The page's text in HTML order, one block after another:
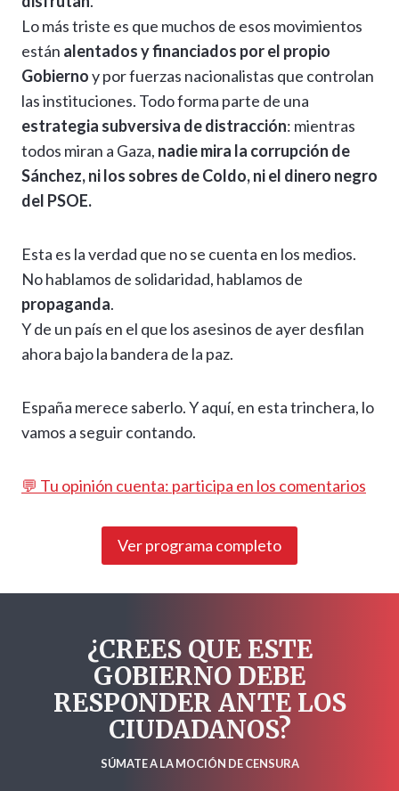
Lo más triste es que muchos de esos movimientos
están alentados y financiados por el propio
Gobiernoy por fuerzas nacionalistas que controlan
las instituciones. Todo forma parte de una
estrategia subversiva de distracción: mientras
todos miran a Gaza, nadie mira la corrupción de
Sánchez, ni los sobres de Coldo, ni el dinero negro
del PSOE.
Esta es la verdad que no se cuenta en los medios.
No hablamos de solidaridad, hablamos de
propaganda.
Y de un país en el que los asesinos de ayer desfilan
ahora bajo la bandera de la paz.
España merece saberlo. Y aquí, en esta trinchera, lo
vamos a seguir contando.
💬 Tu opinión cuenta: participa en los comentarios
Ver programa completo
¿CREES QUE ESTE
GOBIERNO DEBE
RESPONDER ANTE LOS
CIUDADANOS?
SÚMATE A LA MOCIÓN DE CENSURA